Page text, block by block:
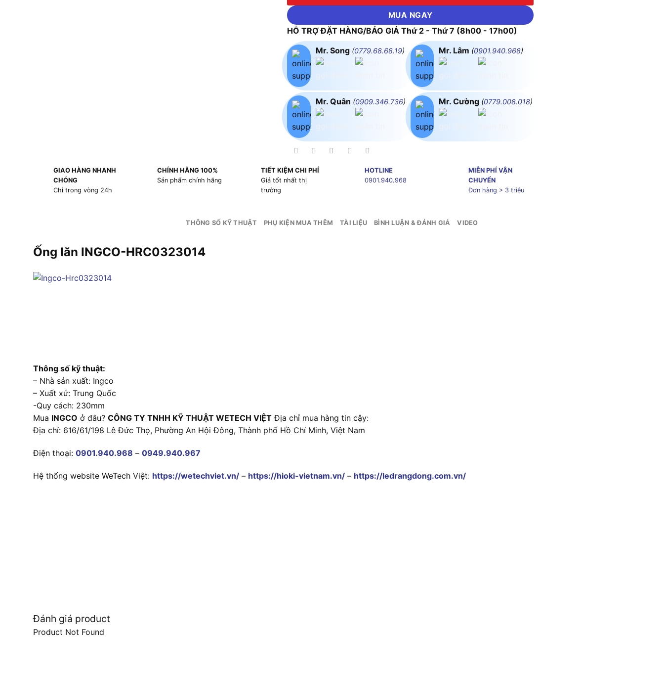
MUA NGAY
HỖ TRỢ ĐẶT HÀNG/BÁO GIÁ Thứ 2 - Thứ 7 (8h00 - 17h00)
Mr. Song (0779.68.68.19)
Mr. Quân (0909.346.736)
Mr. Lâm (0901.940.968)
Mr. Cường (0779.008.018)
GIAO HÀNG NHANH
CHÓNG
Chỉ trong vòng 24h
CHÍNH HÃNG 100%
Sản phẩm chính hãng
TIẾT KIỆM CHI PHÍ
Giá tốt nhất thị
trường
HOTLINE
0901.940.968
MIỄN PHÍ VẬN
CHUYỂN
Đơn hàng > 3 triệu
THÔNG SỐ KỸ THUẬT PHỤ KIỆN MUA THÊM TÀI LIỆU BÌNH LUẬN & ĐÁNH GIÁ VIDEO
Ống lăn INGCO-HRC0323014
Thông số kỹ thuật:
– Nhà sản xuất: Ingco
– Xuất xứ: Trung Quốc
-Quy cách: 230mm
Mua INGCO ở đâu? CÔNG TY TNHH KỸ THUẬT WETECH VIỆT Địa chỉ mua hàng tin cậy:
Địa chỉ: 616/61/198 Lê Đức Thọ, Phường An Hội Đông, Thành phố Hồ Chí Minh, Việt Nam
Điện thoại: 0901.940.968 – 0949.940.967
Hệ thống website WeTech Việt: https://wetechviet.vn/ – https://hioki-vietnam.vn/ – https://ledrangdong.com.vn/
Đánh giá product
Product Not Found